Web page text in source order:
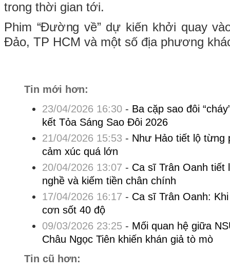
trong thời gian tới.
Phim “Đường về” dự kiến khởi quay
Đảo, TP HCM và một số địa phương
Tin mới hơn:
23/04/2026 16:30- Ba cặp sao đôi
kết Tỏa Sáng Sao Đôi 2026
21/04/2026 15:53 - Như Hảo tiết lộ từng
cảm xúc quá lớn
20/04/2026 13:07 - Ca sĩ Trân Oanh tiết
nghề và kiếm tiền chân chính
17/04/2026 16:17 - Ca sĩ Trân Oanh:
cơn sốt 40 độ
09/03/2026 23:25- Mối quan hệ giữa
Châu Ngọc Tiên khiến khán giả tò mò
Tin cũ hơn: